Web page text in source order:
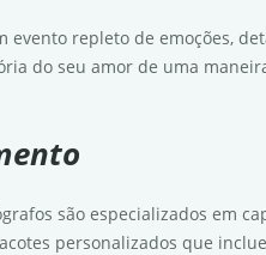
repleto de emoções,
do seu amor de uma
são especializados em
personalizados que